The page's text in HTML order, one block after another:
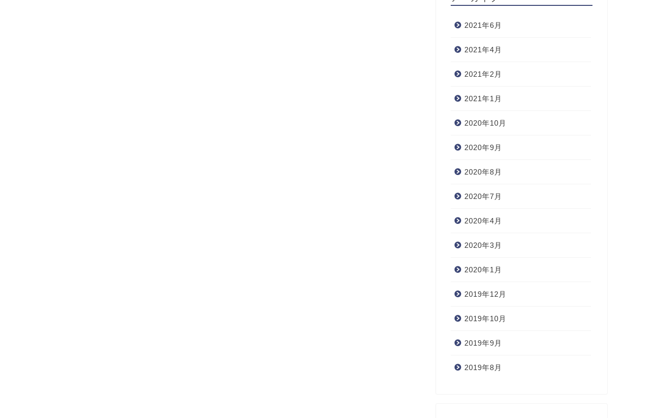
2021年6月
2021年4月
2021年2月
2021年1月
2020年10月
2020年9月
2020年8月
2020年7月
2020年4月
2020年3月
2020年1月
2019年12月
2019年10月
2019年9月
2019年8月